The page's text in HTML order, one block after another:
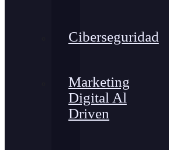
Ciberseguridad
Marketing
Digital Al
Driven